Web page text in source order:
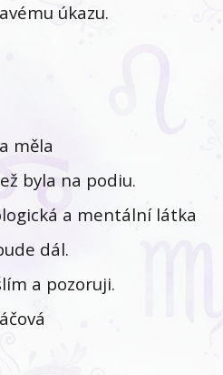
úkazu.
měla
byla na podiu.
a mentální látka
dál.
a pozoruji.